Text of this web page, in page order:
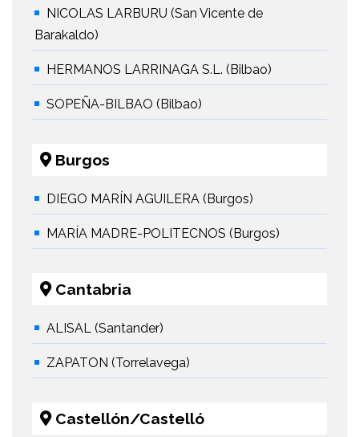
NICOLAS LARBURU (San Vicente de
Barakaldo)
HERMANOS LARRINAGA S.L. (Bilbao)
SOPEÑA-BILBAO (Bilbao)
Burgos
DIEGO MARÍN AGUILERA (Burgos)
MARÍA MADRE-POLITECNOS (Burgos)
Cantabria
ALISAL (Santander)
ZAPATON (Torrelavega)
Castellón/Castelló